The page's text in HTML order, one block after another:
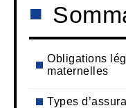
Obligations
maternelles
Types